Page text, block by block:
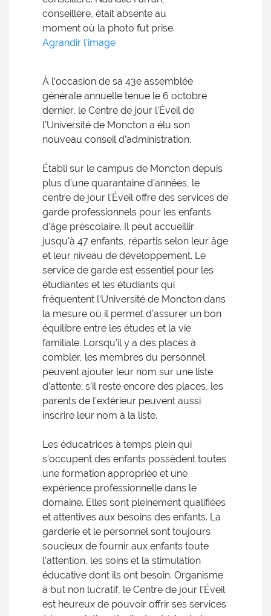
conseillère, était absente au
moment où la photo fut prise.
Agrandir l'image
À l’occasion de sa 43e assemblée
générale annuelle tenue le 6 octobre
dernier, le Centre de jour l'Éveil de
l’Université de Moncton a élu son
nouveau conseil d’administration.
Établi sur le campus de Moncton depuis
plus d’une quarantaine d’années, le
centre de jour l'Éveil offre des services de
garde professionnels pour les enfants
d'âge préscolaire. Il peut accueillir
jusqu'à 47 enfants, répartis selon leur âge
et leur niveau de développement. Le
service de garde est essentiel pour les
étudiantes et les étudiants qui
fréquentent l’Université de Moncton dans
la mesure où il permet d’assurer un bon
équilibre entre les études et la vie
familiale. Lorsqu’il y a des places à
combler, les membres du personnel
peuvent ajouter leur nom sur une liste
d’attente; s’il reste encore des places, les
parents de l’extérieur peuvent aussi
inscrire leur nom à la liste.
Les éducatrices à temps plein qui
s'occupent des enfants possèdent toutes
une formation appropriée et une
expérience professionnelle dans le
domaine. Elles sont pleinement qualifiées
et attentives aux besoins des enfants. La
garderie et le personnel sont toujours
soucieux de fournir aux enfants toute
l'attention, les soins et la stimulation
éducative dont ils ont besoin. Organisme
à but non lucratif, le Centre de jour l'Éveil
est heureux de pouvoir offrir ses services